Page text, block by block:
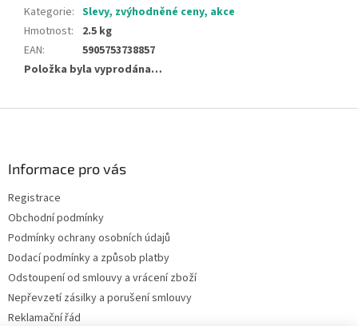
Kategorie: Slevy, zvýhodněné ceny, akce
Hmotnost:
2.5 kg
EAN:
5905753738857
Položka byla vyprodána…
Informace pro vás
Registrace
Obchodní podmínky
Podmínky ochrany osobních údajů
Dodací podmínky a způsob platby
Odstoupení od smlouvy a vrácení zboží
Nepřevzetí zásilky a porušení smlouvy
Reklamační řád